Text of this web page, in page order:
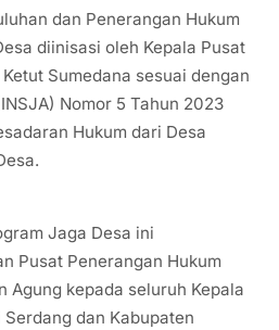
dan Penerangan Hukum
diinisasi oleh Kepala Pusat
Sumedana sesuai dengan
Nomor 5 Tahun 2023
Hukum dari Desa
Jaga Desa ini
Pusat Penerangan Hukum
Agung kepada seluruh Kepala
dan Kabupaten